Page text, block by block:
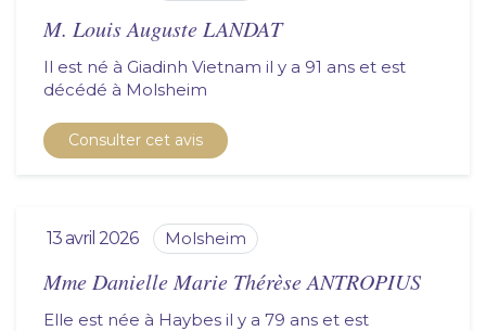
M. Louis Auguste LANDAT
Il est né à Giadinh Vietnam il y a 91 ans et est
décédé à
molsheim
Consulter cet avis
13 avril 2026 molsheim
Mme Danielle Marie Thérèse ANTROPIUS
Elle est née à Haybes il y a 79 ans et est